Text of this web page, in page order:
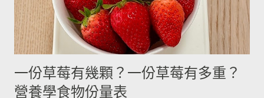
- ------- 170g 引用自 Mami的魔法廚房 ...
一份草莓有幾顆？一份草莓有多重？
營養學食物份量表